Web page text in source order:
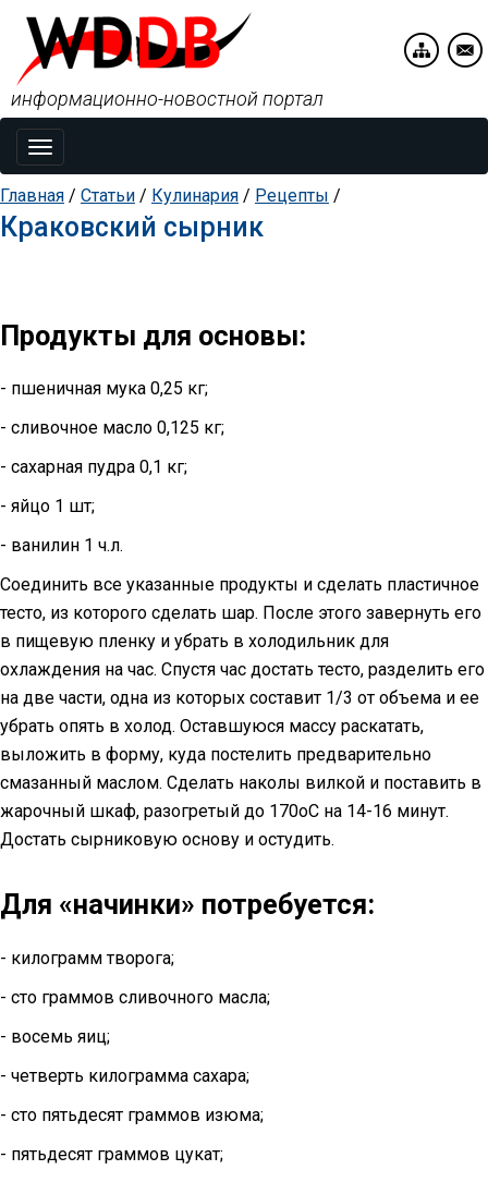
Toggle
navigation
информационно-новостной портал
Главная / Статьи / Кулинария / Рецепты /
Краковский сырник
Продукты для основы:
- пшеничная мука 0,25 кг;
- сливочное масло 0,125 кг;
- сахарная пудра 0,1 кг;
- яйцо 1 шт;
- ванилин 1 ч.л.
Соединить все указанные продукты и сделать пластичное
тесто, из которого сделать шар. После этого завернуть его
в пищевую пленку и убрать в холодильник для
охлаждения на час. Спустя час достать тесто, разделить его
на две части, одна из которых составит 1/3 от объема и ее
убрать опять в холод. Оставшуюся массу раскатать,
выложить в форму, куда постелить предварительно
смазанный маслом. Сделать наколы вилкой и поставить в
жарочный шкаф, разогретый до 170оС на 14-16 минут.
Достать сырниковую основу и остудить.
Для «начинки» потребуется:
- килограмм творога;
- сто граммов сливочного масла;
- восемь яиц;
- четверть килограмма сахара;
- сто пятьдесят граммов изюма;
- пятьдесят граммов цукат;